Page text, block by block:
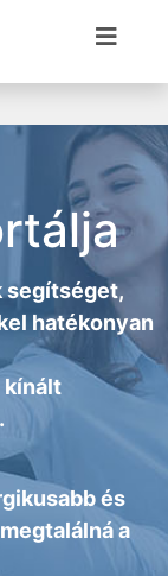
segítséget,
hatékonyan
és
a